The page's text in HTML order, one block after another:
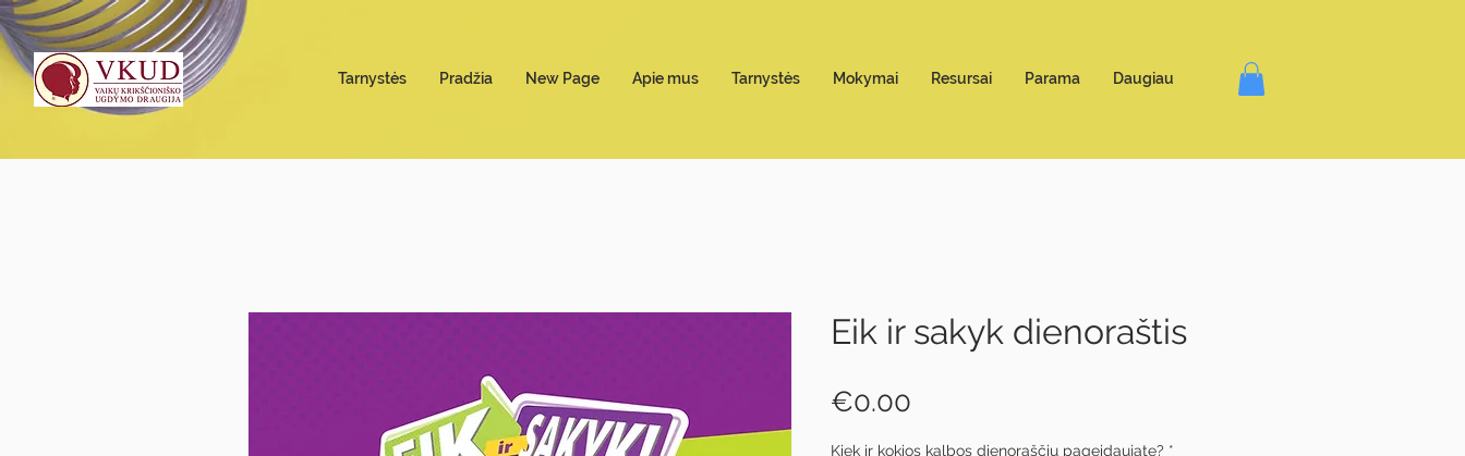
Tarnystės Pradžia New Page Apie mus Tarnystės Mokymai Resursai Parama Daugiau
Eik ir sakyk dienoraštis
€0.00
Kiek ir kokios kalbos dienoraščių pageidaujate? *